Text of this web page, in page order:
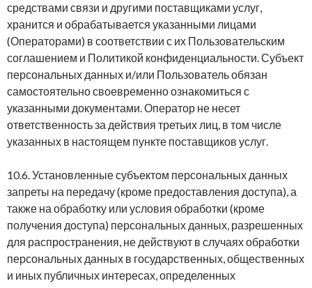
средствами связи и другими поставщиками услуг,
хранится и обрабатывается указанными лицами
(Операторами) в соответствии с их Пользовательским
соглашением и Политикой конфиденциальности. Субъект
персональных данных и/или Пользователь обязан
самостоятельно своевременно ознакомиться с
указанными документами. Оператор не несет
ответственность за действия третьих лиц, в том числе
указанных в настоящем пункте поставщиков услуг.
10.6. Установленные субъектом персональных данных
запреты на передачу (кроме предоставления доступа), а
также на обработку или условия обработки (кроме
получения доступа) персональных данных, разрешенных
для распространения, не действуют в случаях обработки
персональных данных в государственных, общественных
и иных публичных интересах, определенных